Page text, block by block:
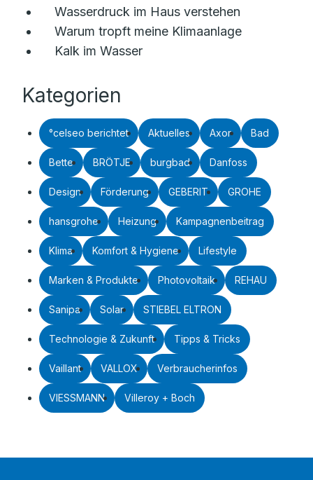
Wasserdruck im Haus verstehen
Warum tropft meine Klimaanlage
Kalk im Wasser
Kategorien
°celseo berichtet Aktuelles Axor Bad
Bette BRÖTJE burgbad Danfoss
Design Förderung GEBERIT GROHE
hansgrohe Heizung Kampagnenbeitrag
Klima Komfort & Hygiene Lifestyle
Marken & Produkte Photovoltaik REHAU
Sanipa Solar STIEBEL ELTRON
Technologie & Zukunft Tipps & Tricks
Vaillant VALLOX Verbraucherinfos
VIESSMANN Villeroy + Boch